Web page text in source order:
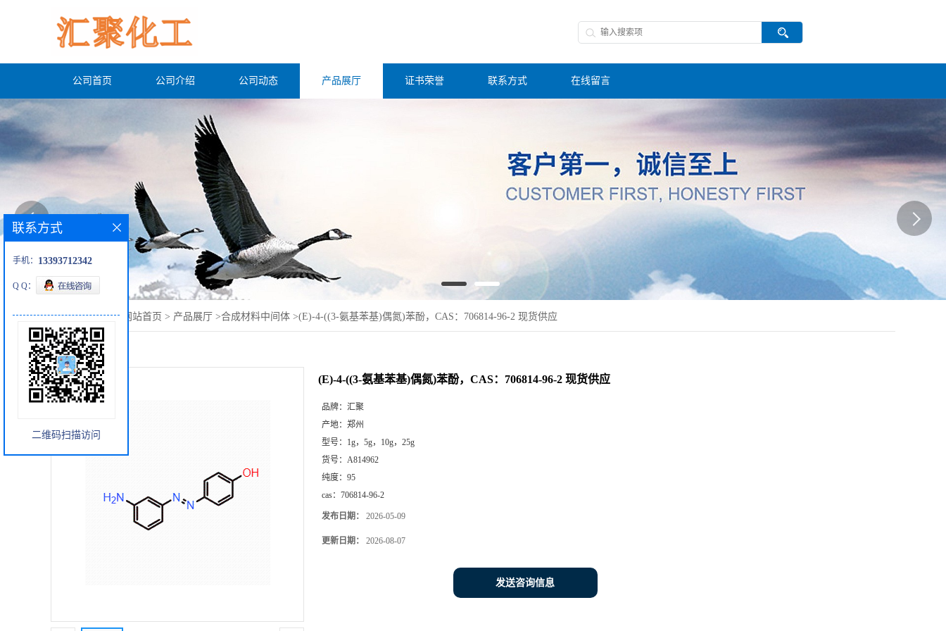
公司首页 公司介绍 公司动态 产品展厅 证书荣誉 联系方式 在线留言
您当前的位置： 网站首页 > 产品展厅 >合成材料中间体 >(E)-4-((3-氨基苯基)偶氮)苯酚，CAS：706814-96-2 现货供应
(E)-4-((3-氨基苯基)偶氮)苯酚，CAS：706814-96-2 现货供应
品牌： 汇聚
产地： 郑州
型号： 1g，5g，10g，25g
货号： A814962
纯度： 95
cas： 706814-96-2
发布日期： 2026-05-09
更新日期： 2026-08-07
发送咨询信息
联系方式
手机： 13393712342
Q Q：
二维码扫描访问